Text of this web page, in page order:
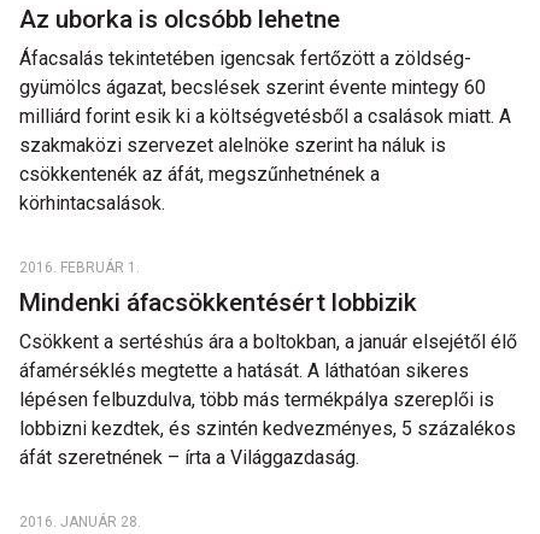
Az uborka is olcsóbb lehetne
Áfacsalás tekintetében igencsak fertőzött a zöldség-
gyümölcs ágazat, becslések szerint évente mintegy 60
milliárd forint esik ki a költségvetésből a csalások miatt. A
szakmaközi szervezet alelnöke szerint ha náluk is
csökkentenék az áfát, megszűnhetnének a
körhintacsalások.
2016. FEBRUÁR 1.
Mindenki áfacsökkentésért lobbizik
Csökkent a sertéshús ára a boltokban, a január elsejétől élő
áfamérséklés megtette a hatását. A láthatóan sikeres
lépésen felbuzdulva, több más termékpálya szereplői is
lobbizni kezdtek, és szintén kedvezményes, 5 százalékos
áfát szeretnének – írta a Világgazdaság.
2016. JANUÁR 28.